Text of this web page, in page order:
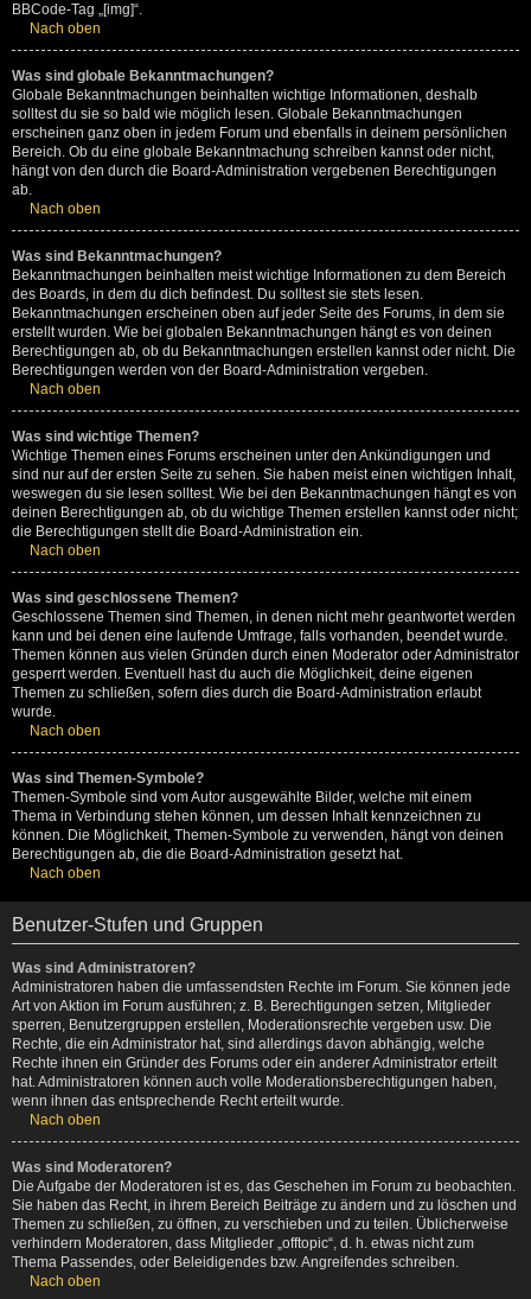
BBCode-Tag „[img]“.
Nach oben
Was sind globale Bekanntmachungen?
Globale Bekanntmachungen beinhalten wichtige Informationen, deshalb
solltest du sie so bald wie möglich lesen. Globale Bekanntmachungen
erscheinen ganz oben in jedem Forum und ebenfalls in deinem persönlichen
Bereich. Ob du eine globale Bekanntmachung schreiben kannst oder nicht,
hängt von den durch die Board-Administration vergebenen Berechtigungen
ab.
Nach oben
Was sind Bekanntmachungen?
Bekanntmachungen beinhalten meist wichtige Informationen zu dem Bereich
des Boards, in dem du dich befindest. Du solltest sie stets lesen.
Bekanntmachungen erscheinen oben auf jeder Seite des Forums, in dem sie
erstellt wurden. Wie bei globalen Bekanntmachungen hängt es von deinen
Berechtigungen ab, ob du Bekanntmachungen erstellen kannst oder nicht. Die
Berechtigungen werden von der Board-Administration vergeben.
Nach oben
Was sind wichtige Themen?
Wichtige Themen eines Forums erscheinen unter den Ankündigungen und
sind nur auf der ersten Seite zu sehen. Sie haben meist einen wichtigen Inhalt,
weswegen du sie lesen solltest. Wie bei den Bekanntmachungen hängt es von
deinen Berechtigungen ab, ob du wichtige Themen erstellen kannst oder nicht;
die Berechtigungen stellt die Board-Administration ein.
Nach oben
Was sind geschlossene Themen?
Geschlossene Themen sind Themen, in denen nicht mehr geantwortet werden
kann und bei denen eine laufende Umfrage, falls vorhanden, beendet wurde.
Themen können aus vielen Gründen durch einen Moderator oder Administrator
gesperrt werden. Eventuell hast du auch die Möglichkeit, deine eigenen
Themen zu schließen, sofern dies durch die Board-Administration erlaubt
wurde.
Nach oben
Was sind Themen-Symbole?
Themen-Symbole sind vom Autor ausgewählte Bilder, welche mit einem
Thema in Verbindung stehen können, um dessen Inhalt kennzeichnen zu
können. Die Möglichkeit, Themen-Symbole zu verwenden, hängt von deinen
Berechtigungen ab, die die Board-Administration gesetzt hat.
Nach oben
Benutzer-Stufen und Gruppen
Was sind Administratoren?
Administratoren haben die umfassendsten Rechte im Forum. Sie können jede
Art von Aktion im Forum ausführen; z. B. Berechtigungen setzen, Mitglieder
sperren, Benutzergruppen erstellen, Moderationsrechte vergeben usw. Die
Rechte, die ein Administrator hat, sind allerdings davon abhängig, welche
Rechte ihnen ein Gründer des Forums oder ein anderer Administrator erteilt
hat. Administratoren können auch volle Moderationsberechtigungen haben,
wenn ihnen das entsprechende Recht erteilt wurde.
Nach oben
Was sind Moderatoren?
Die Aufgabe der Moderatoren ist es, das Geschehen im Forum zu beobachten.
Sie haben das Recht, in ihrem Bereich Beiträge zu ändern und zu löschen und
Themen zu schließen, zu öffnen, zu verschieben und zu teilen. Üblicherweise
verhindern Moderatoren, dass Mitglieder „offtopic“, d. h. etwas nicht zum
Thema Passendes, oder Beleidigendes bzw. Angreifendes schreiben.
Nach oben